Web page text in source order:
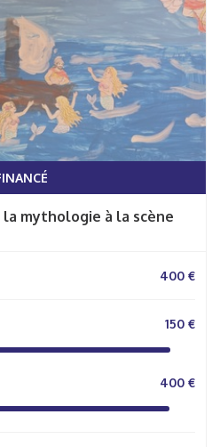
mythologie à la scène
400 €
150 €
400 €